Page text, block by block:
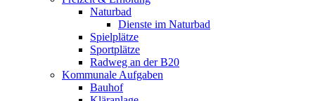
Naturbad
Dienste im Naturbad
Spielplätze
Sportplätze
Radweg an der B20
Kommunale Aufgaben
Bauhof